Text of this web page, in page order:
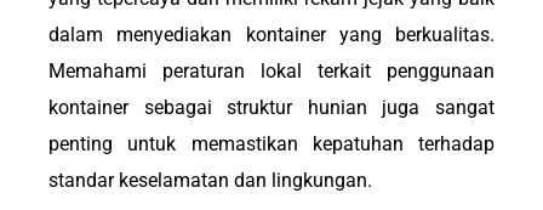
dalam menyediakan kontainer yang berkualitas.
Memahami peraturan lokal terkait penggunaan
kontainer sebagai struktur hunian juga sangat
penting untuk memastikan kepatuhan terhadap
standar keselamatan dan lingkungan.